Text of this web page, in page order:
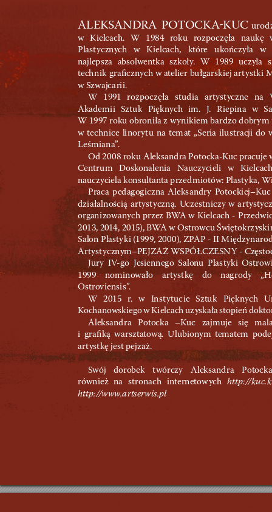
ALEKSANDRA POTOCKAKUC urod
w Kielcach. W 1984 roku rozpoczęła naukę
Plastycznych w Kielcach, które ukończyła
najlepsza absolwentka szkoły. W 1989 uczyła
technik graﬁcznych w atelier bułgarskiej artystki
wSzwajcarii.
W 1991 rozpoczęła studia artystyczne na
Akademii Sztuk Pięknych im. J. Riepina w Sa
W1997 roku obroniła z wynikiem bardzo dobrym
w technice linorytu na temat „Seria ilustracji do
Leśmiana”.
Od 2008 roku Aleksandra Potocka-Kuc pracuje
Centrum Doskonalenia Nauczycieli w
nauczyciela konsultanta przedmiotów: Plastyka,
Praca pedagogiczna Aleksandry Potockiej–K
działalnością artystyczną. Uczestniczy w artyst
organizowanych przez BWA w Kielcach - Przedw
2013, 2014, 2015), BWA w Ostrowcu Świętokrzyski
Salon Plastyki (1999, 2000), ZPAP - II Międzyna
Artystycznym–PEJZAŻ WSPÓŁCZESNY - Często
Jury IV-go Jesiennego Salonu Plastyki Ostrow
1999 nominowało artystkę do nagrody „
Ostroviensis”.
W 2015 r. w Instytucie Sztuk Pięknych
Kochanowskiego w Kielcach uzyskała stopień
Aleksandra Potocka –Kuc zajmuje się ma
i graﬁką warsztatową. Ulubionym tematem po
artystkę jest pejzaż.
Swój dorobek twórczy Aleksandra Potoc
również na stronach internetowych http://kuc
http://www.artserwis.pl